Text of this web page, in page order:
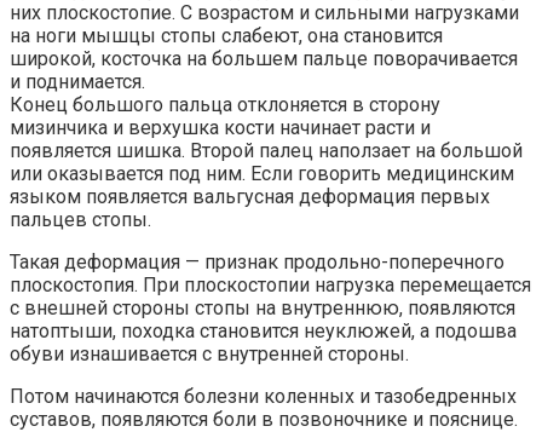
них плоскостопие. С возрастом и сильными нагрузками
на ноги мышцы стопы слабеют, она становится
широкой, косточка на большем пальце поворачивается
и поднимается.
Конец большого пальца отклоняется в сторону
мизинчика и верхушка кости начинает расти и
появляется шишка. Второй палец наползает на большой
или оказывается под ним. Если говорить медицинским
языком появляется вальгусная деформация первых
пальцев стопы.
Такая деформация — признак продольно-поперечного
плоскостопия. При плоскостопии нагрузка перемещается
с внешней стороны стопы на внутреннюю, появляются
натоптыши, походка становится неуклюжей, а подошва
обуви изнашивается с внутренней стороны.
Потом начинаются болезни коленных и тазобедренных
суставов, появляются боли в позвоночнике и пояснице.